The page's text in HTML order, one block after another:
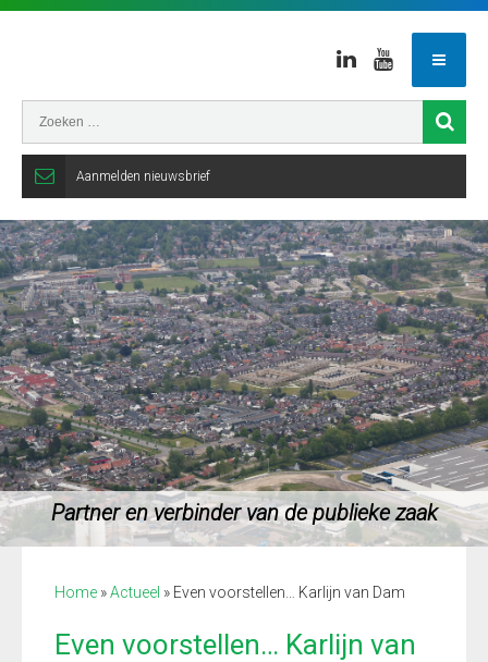
LinkedinYoutube
Aanmelden nieuwsbrief
Partner en verbinder van de publieke zaak
Home »Actueel » Even voorstellen… Karlijn van Dam
Even voorstellen… Karlijn van